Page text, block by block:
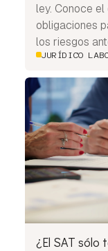
ley. Conoce
obligaciones
los riesgos
JURÍDICO
¿El SAT sólo